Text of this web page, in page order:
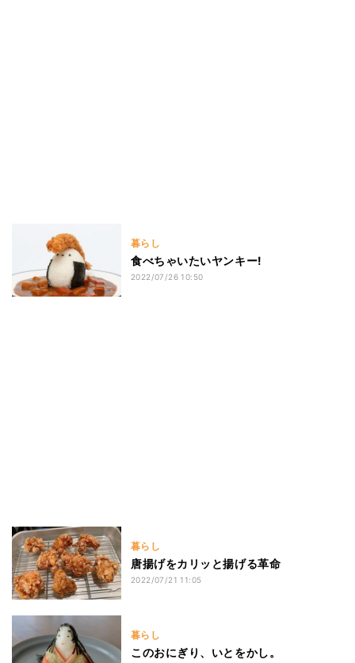
暮らし
食べちゃいたいヤンキー!
2022/07/26 10:50
暮らし
唐揚げをカリッと揚げる革命
2022/07/21 11:05
暮らし
このおにぎり、いとをかし。